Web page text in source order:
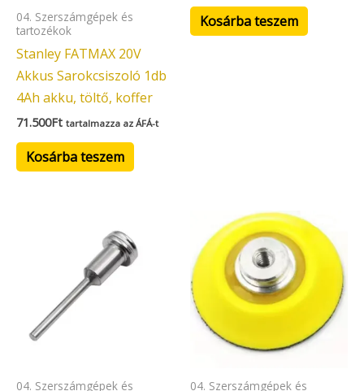
04. Szerszámgépek és
tartozékok
Stanley FATMAX 20V
Akkus Sarokcsiszoló 1db
4Ah akku, töltő, koffer
71.500Ft tartalmazza az ÁFÁ-t
Kosárba teszem
Kosárba teszem
04. Szerszámgépek és 04. Szerszámgépek és